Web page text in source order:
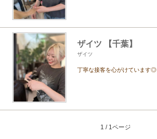
ザイツ 【千葉】
ザイツ
丁寧な接客を心がけています◎
1 / 1ページ